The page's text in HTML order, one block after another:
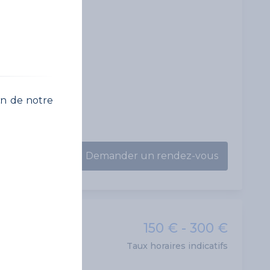
Demander un rendez-vous
150 € - 300 €
Taux horaires indicatifs
de notre